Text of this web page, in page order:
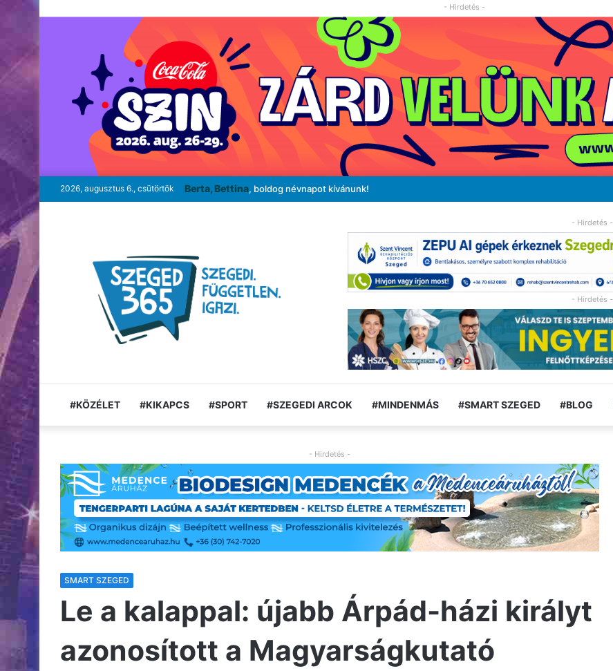
- Hirdetés -
2026, augusztus 6., csütörtök Berta, Bettina, boldog névnapot kívánunk!
- Hirdetés -
- Hirdetés -
#KÖZÉLET #KIKAPCS #SPORT #SZEGEDI ARCOK #MINDENMÁS #SMART SZEGED #BLOG
- Hirdetés -
SMART SZEGED
Le a kalappal: újabb Árpád-házi királyt
azonosított a Magyarságkutató